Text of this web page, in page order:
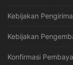
Kebijakan
Kebijakan
Konfirmasi